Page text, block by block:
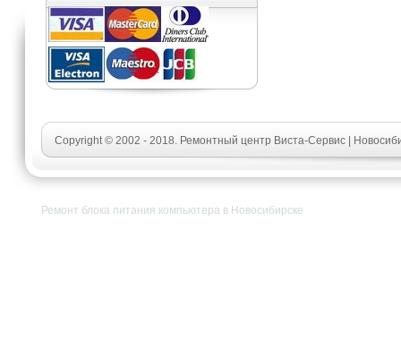
Copyright © 2002 - 2018. Ремонтный центр Виста-Сервис |
Ремонт блока питания компьютера в Новосибирске